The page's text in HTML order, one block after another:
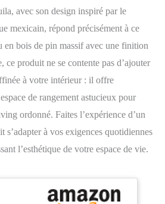
avec son design inspiré par le
mexicain, répond précisément à ce
en bois de pin massif avec une finition
ce produit ne se contente pas d’ajouter
à votre intérieur : il offre
de rangement astucieux pour
ordonné. Faites l’expérience d’un
s’adapter à vos exigences quotidiennes
l’esthétique de votre espace de vie.